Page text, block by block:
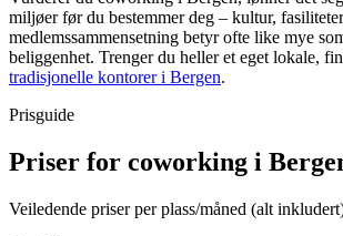
miljøer før du bestemmer deg – kultur,
medlemssammensetning betyr ofte like mye
beliggenhet. Trenger du heller et eget lokale,
tradisjonelle kontorer i Bergen.
Prisguide
Priser for coworking i
Veiledende priser per plass/måned (alt